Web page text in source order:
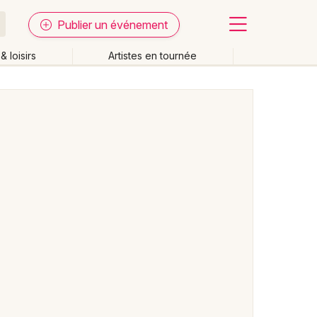
Publier un événement
loisirs Artistes en tournée